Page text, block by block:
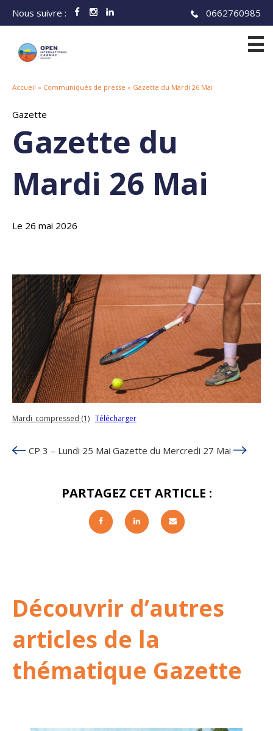
Nous suivre : 0662760985
Accueil » Communiqués de presse » Gazette du Mardi 26 Mai
Gazette
Gazette du
Mardi 26 Mai
Le 26 mai 2026
Mardi_compressed (1) Télécharger
CP 3 – Lundi 25 Mai Gazette du Mercredi 27 Mai
PARTAGEZ CET ARTICLE :
Découvrir d’autres
articles de la
thématique Gazette